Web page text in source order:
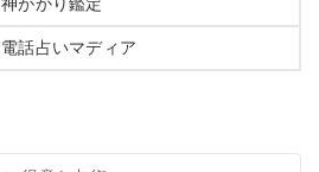
電話占いマディア